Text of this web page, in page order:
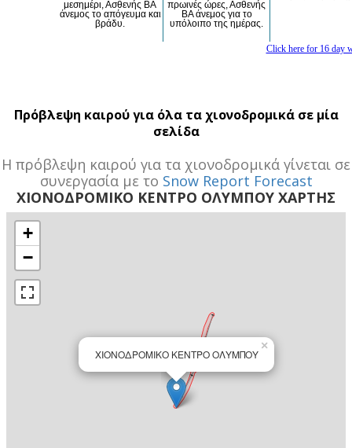
Πρόβλεψη καιρού για όλα τα χιονοδρομικά σε μία
σελίδα
H πρόβλεψη καιρού για τα χιονοδρομικά γίνεται σε
συνεργασία με το Snow Report Forecast
ΧΙΟΝΟΔΡΟΜΙΚΟ ΚΕΝΤΡΟ ΟΛΥΜΠΟΥ ΧΑΡΤΗΣ